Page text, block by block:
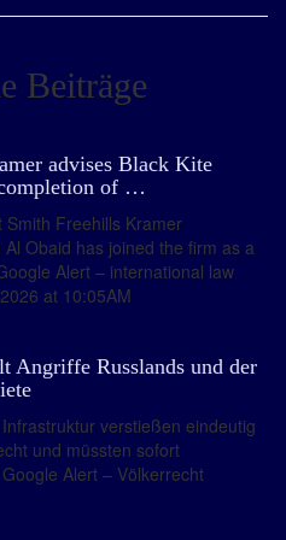
Beiträge
advises Black Kite
of …
Freehills Kramer
Obaid has joined the firm as a
Alert – international law
at 10:05AM
Angriffe Russlands und der
verstießen eindeutig
und müssten sofort
Alert – Völkerrecht